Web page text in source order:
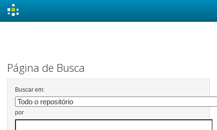
Página de Busca
Buscar em:
por